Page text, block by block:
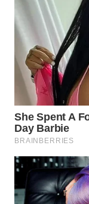
WAHANA
TANI
WAHANA
ADVOKAT
WAHANA
INFRASTRUKTUR
KONSUMEN
WAHANA